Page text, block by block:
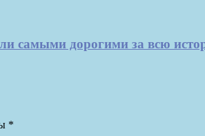
самыми дорогими за всю
*